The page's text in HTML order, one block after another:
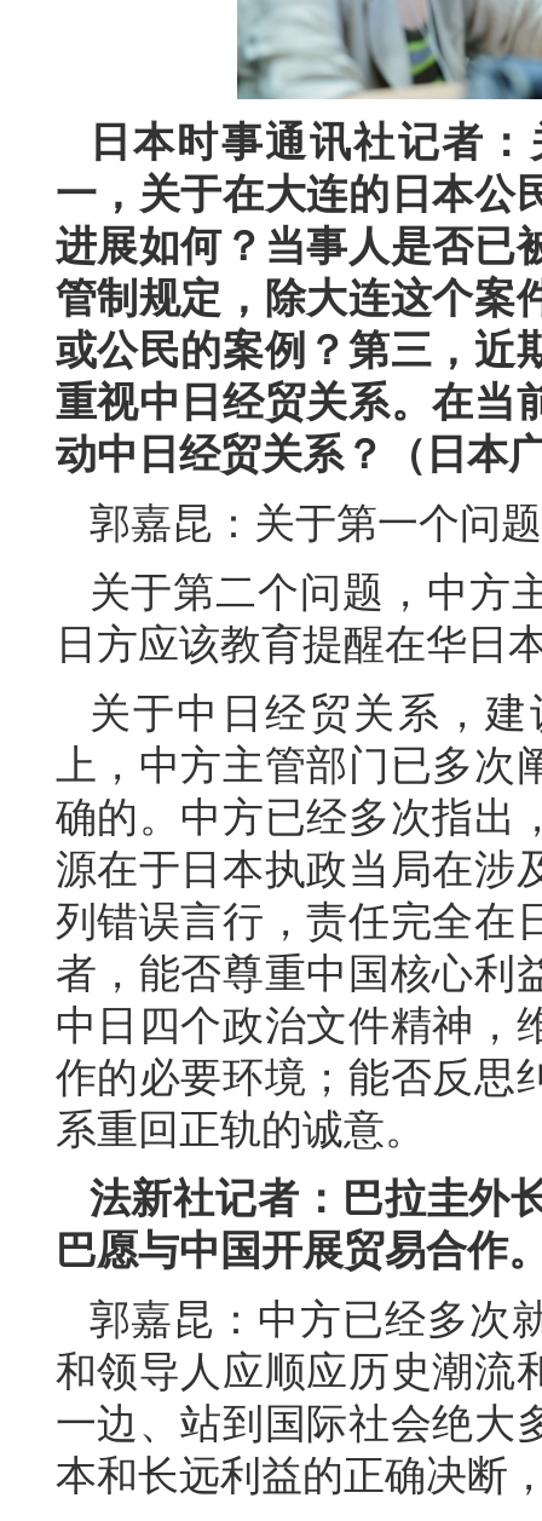
日本时事通讯社记者
一，关于在大连的日本公
进展如何？当事人是否已
管制规定，除大连这个案
或公民的案例？第三，近
重视中日经贸关系。在当
动中日经贸关系？（日本
郭嘉昆：关于第一个问
关于第二个问题，中方
日方应该教育提醒在华日
关于中日经贸关系，
上，中方主管部门已多
确的。中方已经多次指出
源在于日本执政当局在涉
列错误言行，责任完全在
者，能否尊重中国核心利
中日四个政治文件精神，
作的必要环境；能否反思
系重回正轨的诚意。
法新社记者：巴拉圭外
巴愿与中国开展贸易合作
郭嘉昆：中方已经多次
和领导人应顺应历史潮流
一边、站到国际社会绝大
本和长远利益的正确决断